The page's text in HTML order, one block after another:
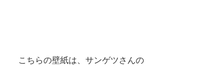
こちらの壁紙は、サンゲツさんの